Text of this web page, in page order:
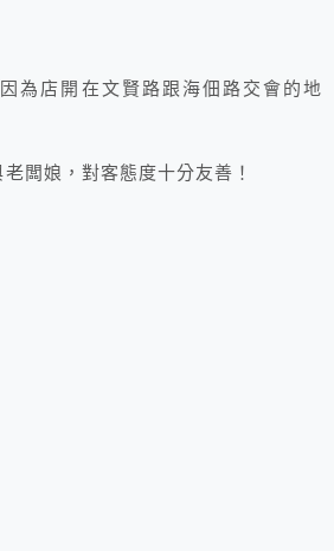
為店開在文賢路跟海佃路交會的地
闆娘，對客態度十分友善！